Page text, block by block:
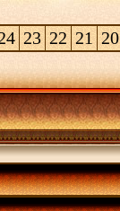
20
21
22
23